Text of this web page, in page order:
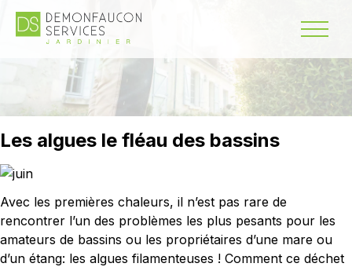
Les algues le fléau des bassins
Avec les premières chaleurs, il n’est pas rare de
rencontrer l’un des problèmes les plus pesants pour les
amateurs de bassins ou les propriétaires d’une mare ou
d’un étang: les algues filamenteuses ! Comment ce déchet